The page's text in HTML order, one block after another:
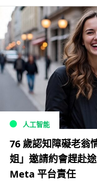
人工智能
76 歲認知障礙老
姐」邀請約會趕赴
Meta 平台責任